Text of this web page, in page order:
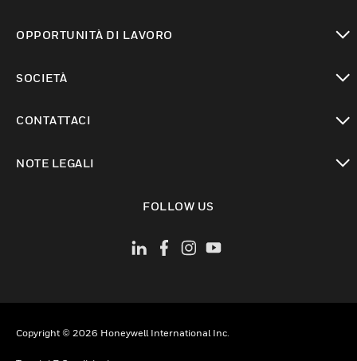
OPPORTUNITÀ DI LAVORO
SOCIETÀ
CONTATTACI
NOTE LEGALI
FOLLOW US
Copyright © 2026 Honeywell International Inc.